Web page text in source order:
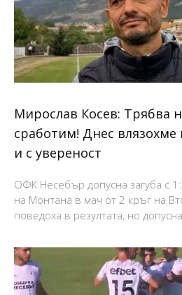
Мирослав Косев: Трябва
сработим! Днес
и с увереност
ОФК Несебър допусна загуба с
на Монтана в мач от 2 кръг на
поведоха в резултата, но